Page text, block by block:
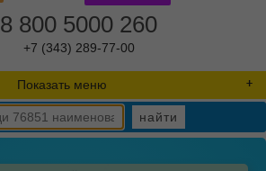
8 800 5000 260
+7 (343) 289-77-00
Показать меню
найти